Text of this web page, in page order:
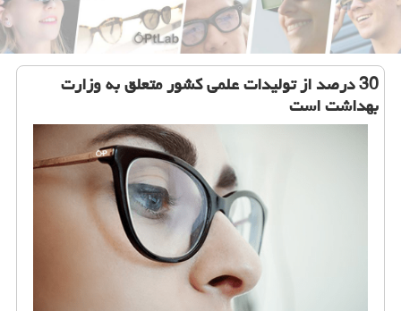
30 درصد از تولیدات علمی كشور متعلق به وزارت
بهداشت است